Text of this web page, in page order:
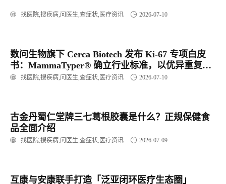
找医院,搜疾病,问医生,查症状,医疗资讯 2026-07-10
数问生物旗下 Cerca Biotech 发布 Ki-67 专项白皮
书：MammaTyper® 确立行业标准，以优异重复性
与可靠性重塑乳腺癌标志物检测新格局
找医院,搜疾病,问医生,查症状,医疗资讯 2026-07-10
​古金丹蜀仁堂牌三七葛根胶囊是什么？正规保健食
品全面介绍
找医院,搜疾病,问医生,查症状,医疗资讯 2026-07-09
互康与安康联手打造「泛亚闭环医疗生态圈」